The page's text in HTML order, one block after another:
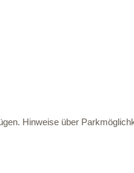
Hinweise über